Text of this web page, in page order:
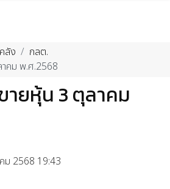
ลัง
กลต.
คม พ.ศ.2568
ยหุ้น 3 ตุลาคม
ม 2568 19:43